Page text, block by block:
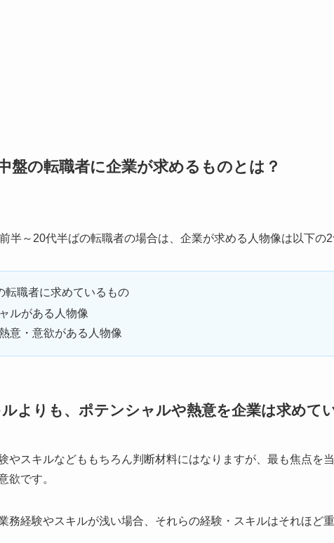
盤の転職者に企業が求めるものとは？
半～20代半ばの転職者の場合は、企業が求める人物像は以下の2
転職者に求めているもの
ルがある人物像
意・意欲がある人物像
よりも、ポテンシャルや熱意を企業は求めて
やスキルなどももちろん判断材料にはなりますが、最も焦点を
欲です。
務経験やスキルが浅い場合、それらの経験・スキルはそれほど